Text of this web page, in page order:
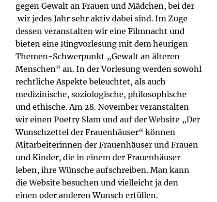
gegen Gewalt an Frauen und Mädchen, bei der
wir jedes Jahr sehr aktiv dabei sind. Im Zuge
dessen veranstalten wir eine Filmnacht und
bieten eine Ringvorlesung mit dem heurigen
Themen-Schwerpunkt „Gewalt an älteren
Menschen“ an. In der Vorlesung werden sowohl
rechtliche Aspekte beleuchtet, als auch
medizinische, soziologische, philosophische
und ethische. Am 28. November veranstalten
wir einen Poetry Slam und auf der Website „Der
Wunschzettel der Frauenhäuser“ können
Mitarbeiterinnen der Frauenhäuser und Frauen
und Kinder, die in einem der Frauenhäuser
leben, ihre Wünsche aufschreiben. Man kann
die Website besuchen und vielleicht ja den
einen oder anderen Wunsch erfüllen.